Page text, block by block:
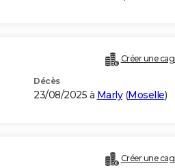
Créer une
Décès
23/08/2025 à Marly(Moselle)
Créer une